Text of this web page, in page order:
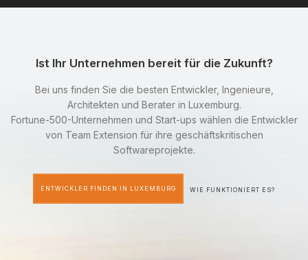
Ist Ihr Unternehmen bereit für die Zukunft?
Bei uns finden Sie die besten Entwickler, Ingenieure,
Architekten und Berater in Luxemburg.
Fortune-500-Unternehmen und Start-ups wählen die Entwickler
von Team Extension für ihre geschäftskritischen
Softwareprojekte.
ENTWICKLER FINDEN IN LUXEMBURG WIE FUNKTIONIERT ES?